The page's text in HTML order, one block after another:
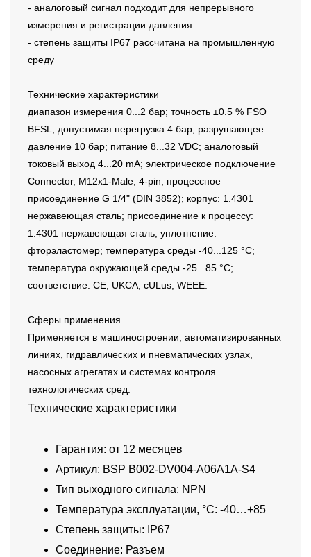
- аналоговый сигнал подходит для непрерывного
измерения и регистрации давления
- степень защиты IP67 рассчитана на промышленную
среду
Технические характеристики
диапазон измерения 0...2 бар; точность ±0.5 % FSO
BFSL; допустимая перегрузка 4 бар; разрушающее
давление 10 бар; питание 8...32 VDC; аналоговый
токовый выход 4...20 mA; электрическое подключение
Connector, M12x1-Male, 4-pin; процессное
присоединение G 1/4" (DIN 3852); корпус: 1.4301
нержавеющая сталь; присоединение к процессу:
1.4301 нержавеющая сталь; уплотнение:
фторэластомер; температура среды -40...125 °C;
температура окружающей среды -25...85 °C;
соответствие: CE, UKCA, cULus, WEEE.
Сферы применения
Применяется в машиностроении, автоматизированных
линиях, гидравлических и пневматических узлах,
насосных агрегатах и системах контроля
технологических сред.
Технические характеристики
Гарантия: от 12 месяцев
Артикул: BSP B002-DV004-A06A1A-S4
Тип выходного сигнала: NPN
Температура эксплуатации, °C: -40…+85
Степень защиты: IP67
Соединение: Разъем